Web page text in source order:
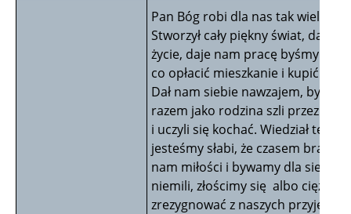
Pan Bóg robi dla nas tak wiele!
Stworzył cały piękny świat, dał
życie, daje nam pracę byśmy
co opłacić mieszkanie i kupić
Dał nam siebie nawzajem, byśmy
razem jako rodzina szli przez życie
i uczyli się kochać. Wiedział też, że
jesteśmy słabi, że czasem brakuje
nam miłości i bywamy dla siebie
niemili, złościmy się albo ciężko
zrezygnować z naszych